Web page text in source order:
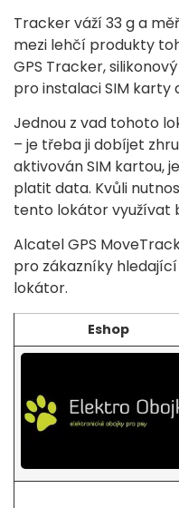
Tracker váží 33 g a
mezi lehčí produkty
GPS Tracker,
pro instalaci SIM
Jednou z vad tohoto
– je třeba ji dobíjet
aktivován SIM kartou,
platit data. Kvůli
tento lokátor využívat
Alcatel GPS
pro zákazníky
lokátor.
Eshop